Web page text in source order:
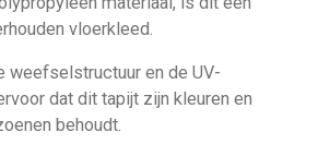
vloerkleed.
weefselstructuur en de UV-
dat dit tapijt zijn kleuren en
behoudt.